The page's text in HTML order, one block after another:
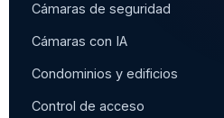
Cámaras de seguridad
Cámaras con IA
Condominios y edificios
Control de acceso